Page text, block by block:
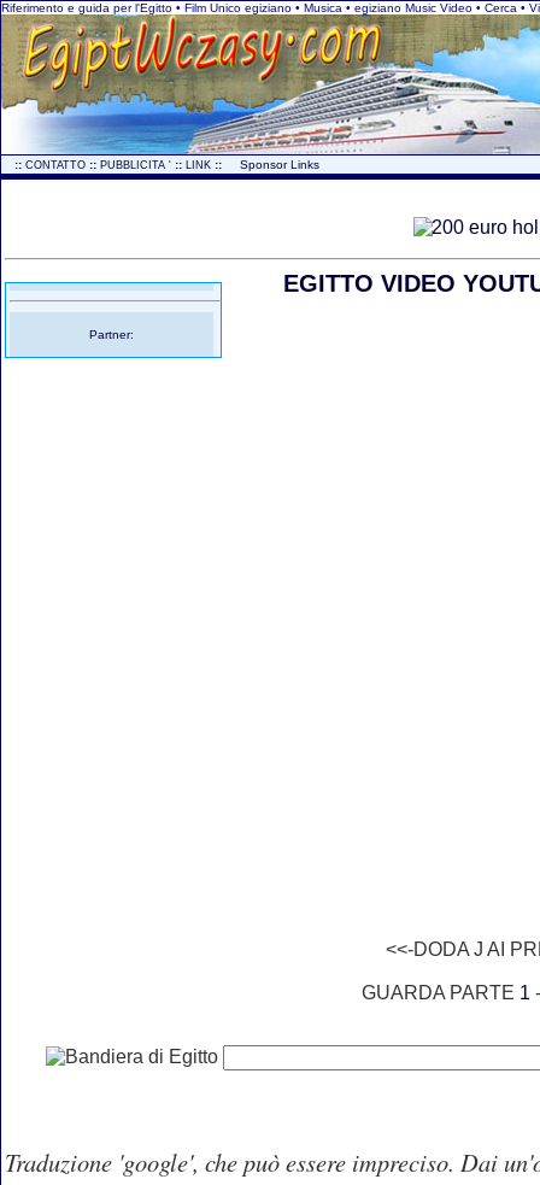
Riferimento e guida per l'Egitto • Film Unico egiziano • Musica • egiziano Music Video • Cerca •
:: CONTATTO :: PUBBLICITA ' :: LINK :: Sponsor Links
Partner:
EGITTO VIDEO
<<-DODA J AI
GUARDA PARTE 1
Traduzione 'google', che può essere impreciso. Dai